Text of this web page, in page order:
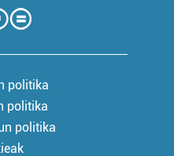
politika
politika
politika